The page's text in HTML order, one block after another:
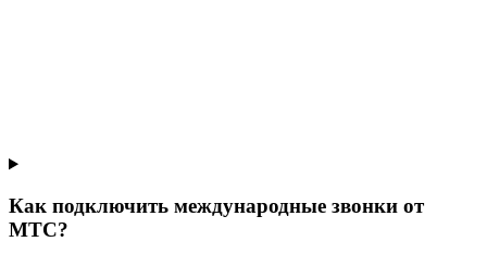
Как подключить международные звонки от
МТС?